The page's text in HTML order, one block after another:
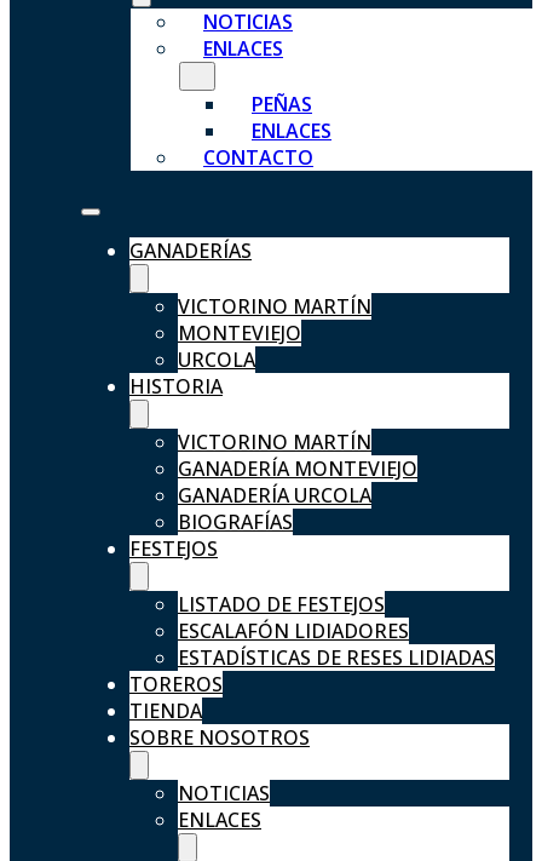
NOTICIAS
ENLACES
PEÑAS
ENLACES
CONTACTO
GANADERÍAS
VICTORINO MARTÍN
MONTEVIEJO
URCOLA
HISTORIA
VICTORINO MARTÍN
GANADERÍA MONTEVIEJO
GANADERÍA URCOLA
BIOGRAFÍAS
FESTEJOS
LISTADO DE FESTEJOS
ESCALAFÓN LIDIADORES
ESTADÍSTICAS DE RESES LIDIADAS
TOREROS
TIENDA
SOBRE NOSOTROS
NOTICIAS
ENLACES